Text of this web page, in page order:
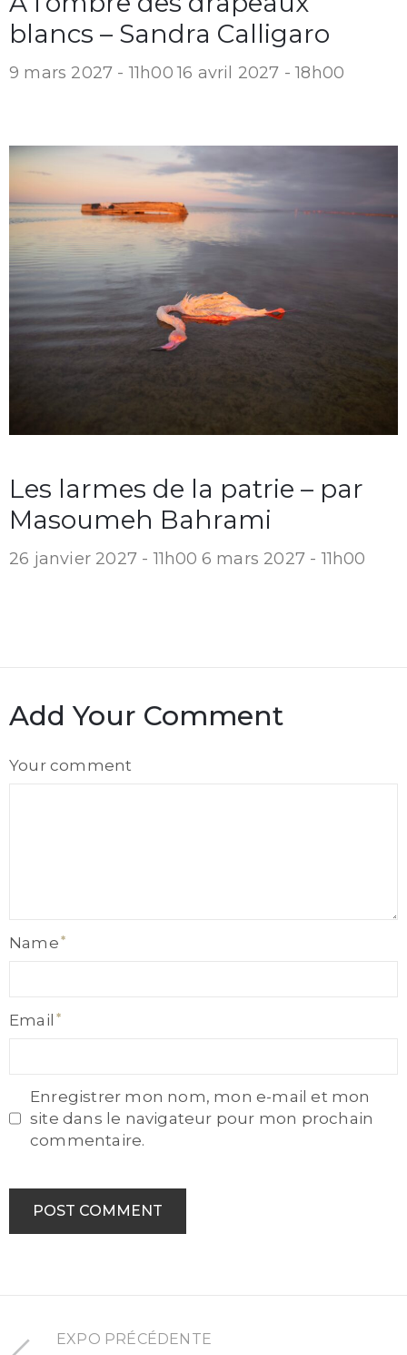
blancs – Sandra Calligaro
9 mars 2027 - 11h00 16 avril 2027 - 18h00
Les larmes de la patrie – par
Masoumeh Bahrami
26 janvier 2027 - 11h00 6 mars 2027 - 11h00
Add Your Comment
Your comment
Name
Email
Enregistrer mon nom, mon e-mail et mon
site dans le navigateur pour mon prochain
commentaire.
EXPO PRÉCÉDENTE